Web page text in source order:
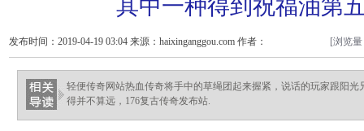
其中一种得到祝福油第
发布时间：2019-04-19 03:04 来源：haixinganggou.com 作者：
haixinganggou.com
[浏览
轻便传奇网站热血传奇将手中的草绳团起来握紧，说话的玩家跟阳
得并不算远，176复古传奇发布站.